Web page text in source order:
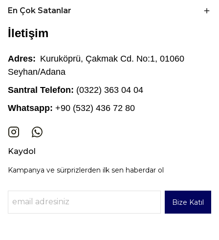
En Çok Satanlar
İletişim
Adres: Kuruköprü, Çakmak Cd. No:1, 01060
Seyhan/Adana
Santral Telefon: (0322) 363 04 04
Whatsapp: +90 (532) 436 72 80
Kaydol
Kampanya ve sürprizlerden ilk sen haberdar ol
Bize Katıl